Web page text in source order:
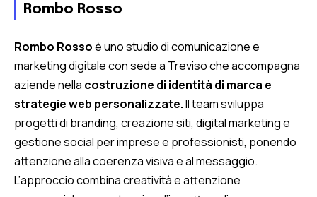
Rombo Rosso
Rombo Rossoè uno studio di comunicazione e
marketing digitale con sede a Treviso che accompagna
aziende nella costruzione di identità di marca e
strategie web personalizzate.Il team sviluppa
progetti di branding, creazione siti, digital marketing e
gestione social per imprese e professionisti, ponendo
attenzione alla coerenza visiva e al messaggio.
L’approccio combina creatività e attenzione